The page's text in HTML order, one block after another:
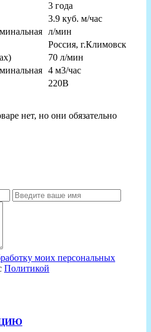
3 года
3.9 куб. м/час
л/мин
Россия, г.Климовск
70 л/мин
4 м3/час
220В
нет, но они обязательно
моих персональных
Политикой